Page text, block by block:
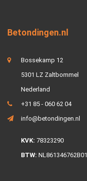
Betondingen.nl
Bossekamp 12
5301 LZ Zaltbommel
Nederland
+31 85 - 060 62 04
info@betondingen.nl
KVK: 78323290
BTW: NL861346762B01